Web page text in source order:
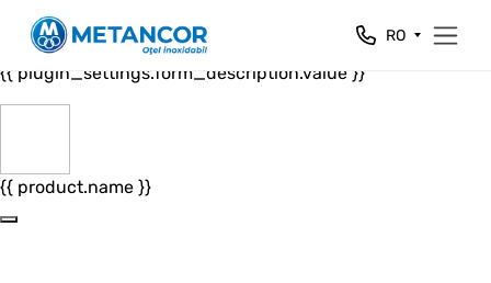
Close
{{ plugin_settings.form_header.value }}
{{ plugin_settings.form_description.value }}
{{ product.name }}
RO